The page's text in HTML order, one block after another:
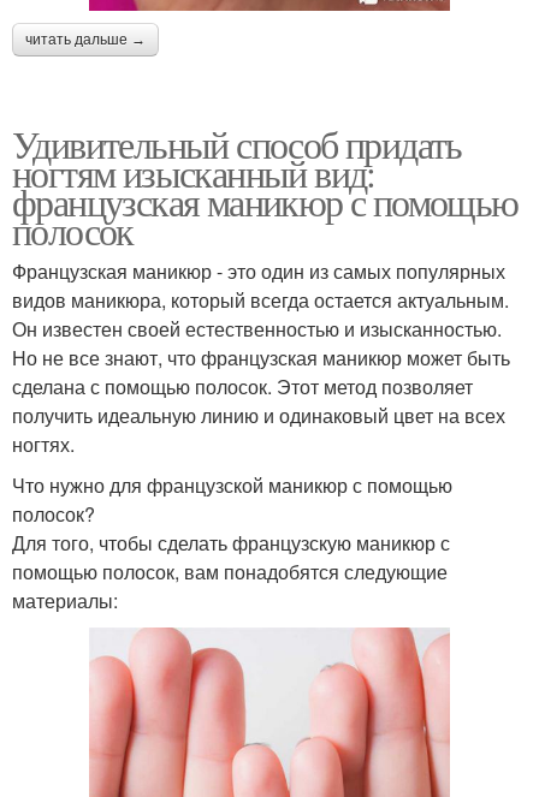
читать дальше →
Удивительный способ придать
ногтям изысканный вид:
французская маникюр с помощью
полосок
Французская маникюр - это один из самых популярных
видов маникюра, который всегда остается актуальным.
Он известен своей естественностью и изысканностью.
Но не все знают, что французская маникюр может быть
сделана с помощью полосок. Этот метод позволяет
получить идеальную линию и одинаковый цвет на всех
ногтях.
Что нужно для французской маникюр с помощью
полосок?
Для того, чтобы сделать французскую маникюр с
помощью полосок, вам понадобятся следующие
материалы: